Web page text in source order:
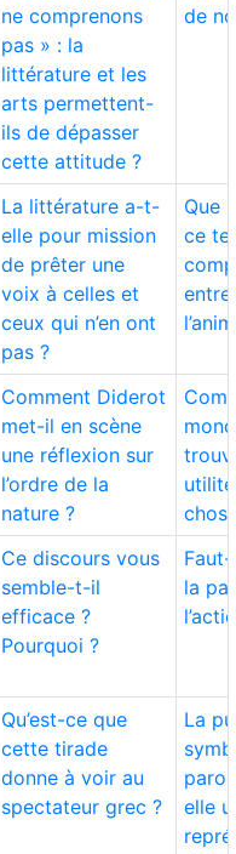
ne comprenons
pas » : la
littérature et les
arts permettent-
ils de dépasser
cette attitude ?
de
La littérature a-t-
elle pour mission
de prêter une
voix à celles et
ceux qui n’en ont
pas ?
Que
ce
entre
Comment Diderot
met-il en scène
une réflexion sur
l’ordre de la
nature ?
Ce discours vous
semble-t-il
efficace ?
Pourquoi ?
la
Qu’est-ce que
cette tirade
donne à voir au
spectateur grec ?
La
elle